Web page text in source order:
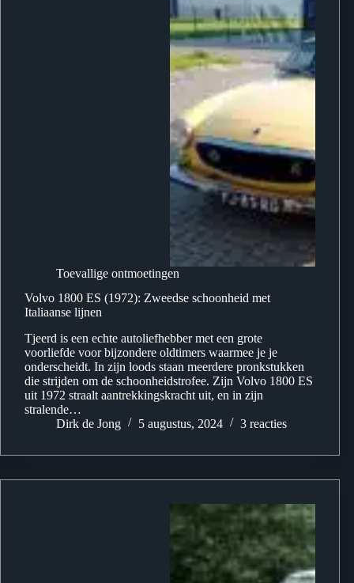
Toevallige ontmoetingen
Volvo 1800 ES (1972): Zweedse schoonheid met
Italiaanse lijnen
Tjeerd is een echte autoliefhebber met een grote
voorliefde voor bijzondere oldtimers waarmee je je
onderscheidt. In zijn loods staan meerdere pronkstukken
die strijden om de schoonheidstrofee. Zijn Volvo 1800 ES
uit 1972 straalt aantrekkingskracht uit, en in zijn
stralende…
Dirk de Jong
5 augustus, 2024 3 reacties